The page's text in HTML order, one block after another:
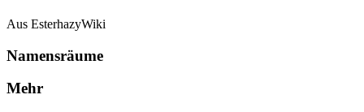
Aus EsterhazyWiki
Namensräume
Mehr